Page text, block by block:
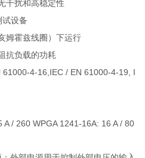
干扰和高稳定性
试设备
姆霍兹线圈）下运行
抗负载的功耗
61000-4-16,IEC / EN 61000-4-19, I
A / 260 WPGA 1241-16A: 16 A / 80